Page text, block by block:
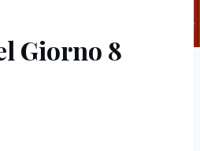
Giorno 8